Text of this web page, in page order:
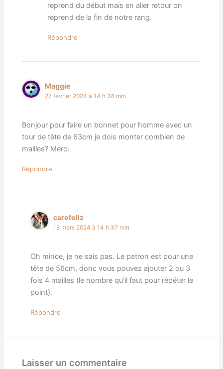
reprend du début mais en aller retour on
reprend de la fin de notre rang.
Répondre
Maggie
27 février 2024 à 14 h 38 min
Bonjour pour faire un bonnet pour homme avec un
tour de tête de 63cm je dois monter combien de
mailles? Merci
Répondre
carofoliz
18 mars 2024 à 14 h 37 min
Oh mince, je ne sais pas. Le patron est pour une
tête de 56cm, donc vous pouvez ajouter 2 ou 3
fois 4 mailles (le nombre qu’il faut pour répéter le
point).
Répondre
Laisser un commentaire